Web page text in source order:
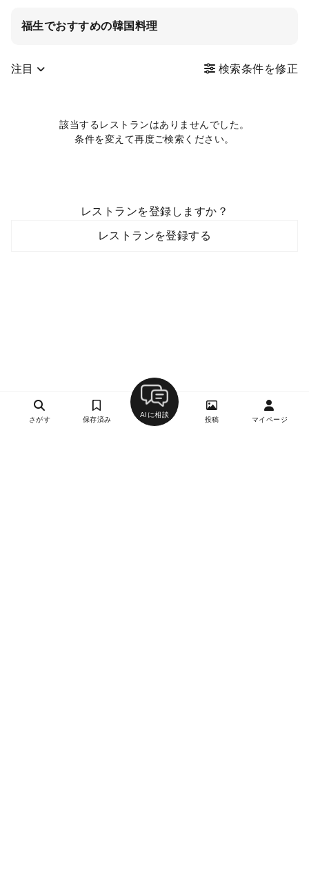
福生でおすすめの韓国料理
注目 検索条件を修正
該当するレストランはありませんでした。
条件を変えて再度ご検索ください。
レストランを登録しますか？
レストランを登録する
さがす 保存済み
AIに相談
投稿 マイページ